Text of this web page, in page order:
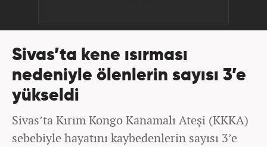
Sivas’ta kene ısırması
nedeniyle ölenlerin sayısı 3’e
yükseldi
Sivas’ta Kırım Kongo Kanamalı Ateşi (KKKA)
sebebiyle hayatını kaybedenlerin sayısı 3’e